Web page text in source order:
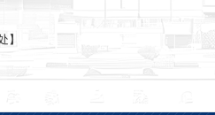
】